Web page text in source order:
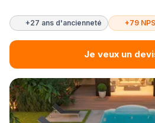
+27 ans d'ancienneté +79 NPS
Je veux un